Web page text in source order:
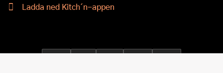
Ladda ned Kitch´n-appen